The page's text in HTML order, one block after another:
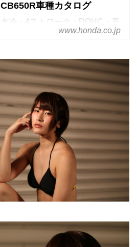
CB650R車種カタログ
水冷・4ストローク・DOHC・直
列4気筒650ccエンジンを搭載し
www.honda.co.jp